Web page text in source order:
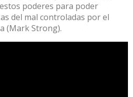
poderes para poder
del mal controladas por el
(Mark Strong).